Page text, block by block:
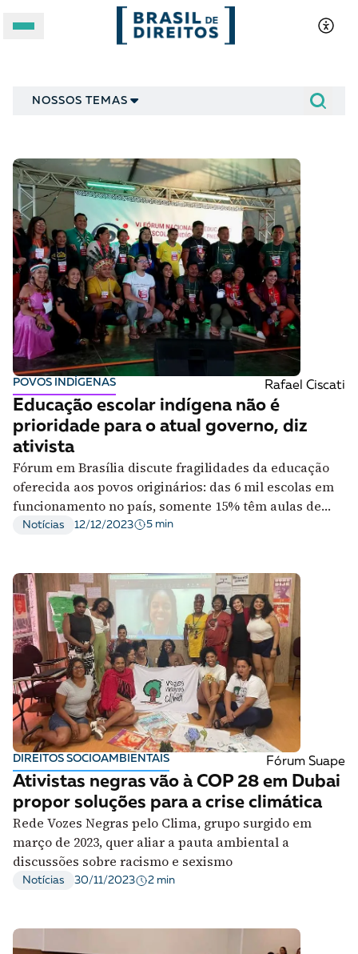
FORMATOS
Apoie a Brasil de Direitos
A [BD] conta as histórias de quem defende
direitos humanos no Brasil. Para continuar,
esse trabalho precisa da sua doação!
VEJA COMO APOIAR!
NOSSOS TEMAS
POVOS INDÍGENAS Rafael Ciscati
Educação escolar indígena não é
prioridade para o atual governo, diz
ativista
Fórum em Brasília discute fragilidades da educação
oferecida aos povos originários: das 6 mil escolas em
funcionamento no país, somente 15% têm aulas de
ensino médio
Notícias 12/12/2023 5 min
DIREITOS SOCIOAMBIENTAIS Fórum Suape
Ativistas negras vão à COP 28 em Dubai
propor soluções para a crise climática
Rede Vozes Negras pelo Clima, grupo surgido em
março de 2023, quer aliar a pauta ambiental a
discussões sobre racismo e sexismo
Notícias 30/11/2023 2 min